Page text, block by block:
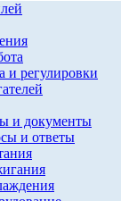
и регулировки
и документы
и ответы